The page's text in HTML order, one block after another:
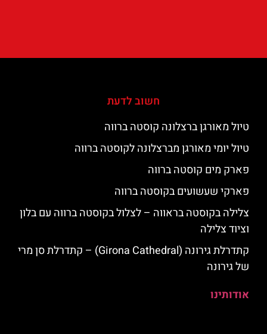
חשוב לדעת
טיול מאורגן ברצלונה קוסטה ברווה
טיול יומי מאורגן מברצלונה לקוסטה ברווה
פארק מים קוסטה ברווה
פארקי שעשועים בקוסטה ברווה
צלילה בקוסטה בראווה – לצלול בקוסטה ברווה עם בלון
וציוד צלילה
קתדרלת גירונה (Girona Cathedral) – קתדרלת סן מרי
של גירונה
אודותינו